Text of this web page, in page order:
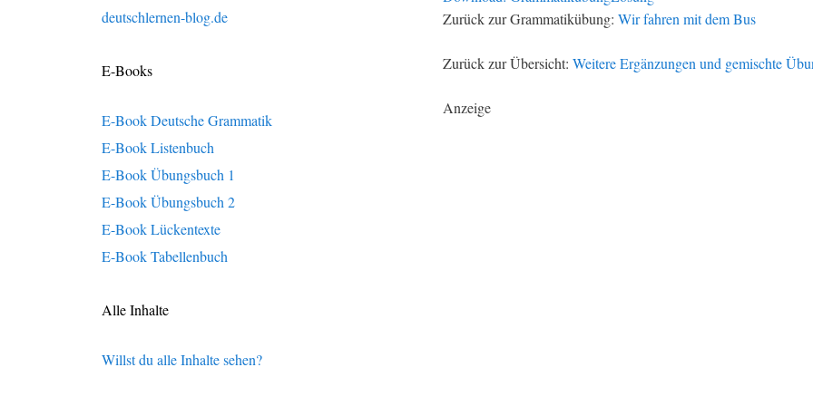
Zurück zur Grammatikübung: Wir fahren mit dem Bus
Zurück zur Übersicht: Weitere Ergänzungen und gemischte
Anzeige
deutschlernen-blog.de
E-Books
E-Book Deutsche Grammatik
E-Book Listenbuch
E-Book Übungsbuch 1
E-Book Übungsbuch 2
E-Book Lückentexte
E-Book Tabellenbuch
Alle Inhalte
Willst du alle Inhalte sehen?